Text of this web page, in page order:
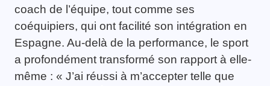
coach de l’équipe, tout comme ses
coéquipiers, qui ont facilité son intégration en
Espagne. Au-delà de la performance, le sport
a profondément transformé son rapport à elle-
même : « J’ai réussi à m’accepter telle que